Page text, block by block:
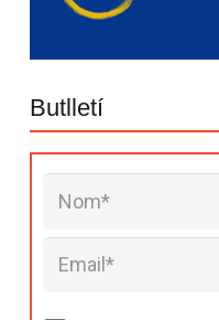
Butlletí